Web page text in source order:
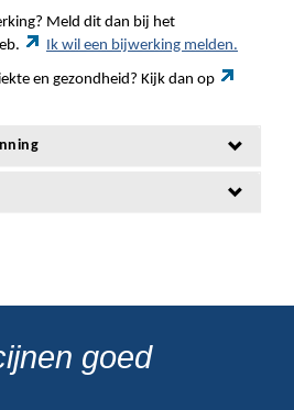
Meld dit dan bij het
Ik wil een bijwerking melden.
en gezondheid? Kijk dan op
goed